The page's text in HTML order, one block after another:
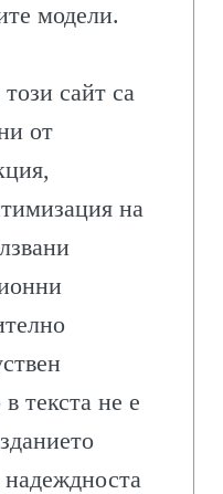
модели.
сайт са
от
на
текста не е